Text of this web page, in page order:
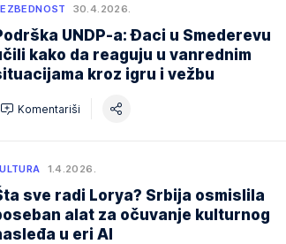
30.4.2026.
UNDP-a: Đaci u Smederevu
kako da reaguju u vanrednim
kroz igru i vežbu
Komentariši
1.4.2026.
sve radi Lorya? Srbija osmislila
alat za očuvanje kulturnog
u eri AI